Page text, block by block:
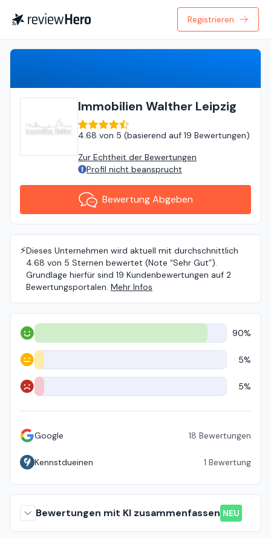
Registrieren
Immobilien Walther Leipzig
4.68 von 5 (basierend auf 19 Bewertungen)
Zur Echtheit der Bewertungen
Profil nicht beansprucht
Bewertung Abgeben
⚡️Dieses Unternehmen wird aktuell mit durchschnittlich
4.68 von 5 Sternen bewertet (Note “Sehr Gut”).
Grundlage hierfür sind 19 Kundenbewertungen auf 2
Bewertungsportalen. Mehr Infos
Positiv 90%
Neutral 5%
Negativ 5%
Google 18 Bewertungen
Kennstdueinen 1 Bewertung
Bewertungen mit KI zusammenfassen NEU